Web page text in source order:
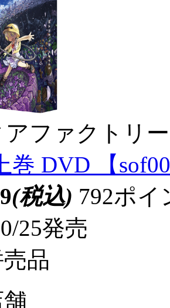
アファクトリー
巻 DVD 【
(税込) 792ポ
25発売
品